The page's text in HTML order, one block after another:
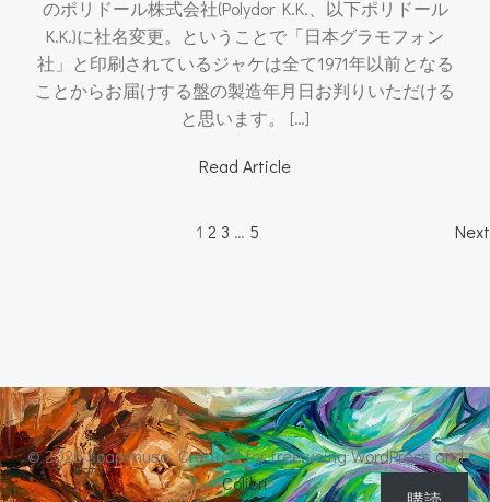
のポリドール株式会社(Polydor K.K.、以下ポリドール
K.K.)に社名変更。ということで「日本グラモフォン
社」と印刷されているジャケは全て1971年以前となる
ことからお届けする盤の製造年月日お判りいただける
と思います。 […]
Read Article
Page
1 Page
2 Page
3 … Page
5 Next
© 2026 soap muse. Created for free using WordPress and
Colibri